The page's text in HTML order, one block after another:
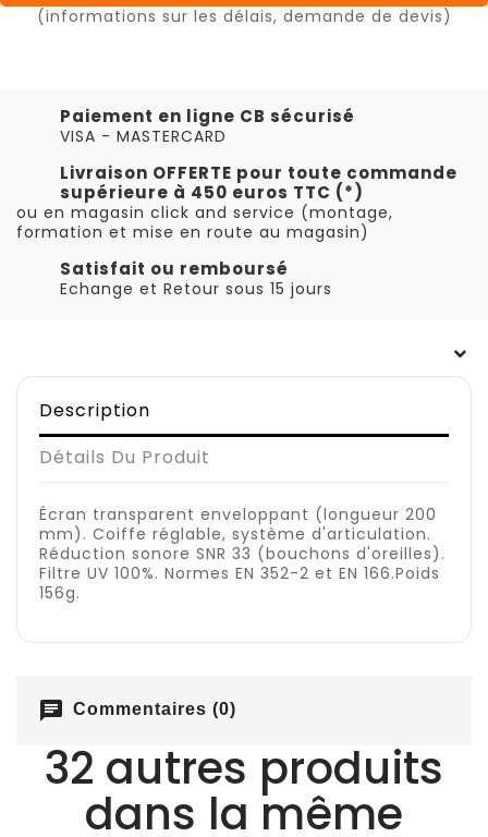
(informations sur les délais, demande de devis)
Paiement en ligne CB sécurisé
VISA - MASTERCARD
Livraison OFFERTE pour toute commande
supérieure à 450 euros TTC (*)
ou en magasin click and service (montage,
formation et mise en route au magasin)
Satisfait ou remboursé
Echange et Retour sous 15 jours
Description
Détails Du Produit
Écran transparent enveloppant (longueur 200
mm). Coiffe réglable, système d'articulation.
Réduction sonore SNR 33 (bouchons d'oreilles).
Filtre UV 100%. Normes EN 352-2 et EN 166.Poids
156g.
chat Commentaires (0)
32 autres produits
dans la même